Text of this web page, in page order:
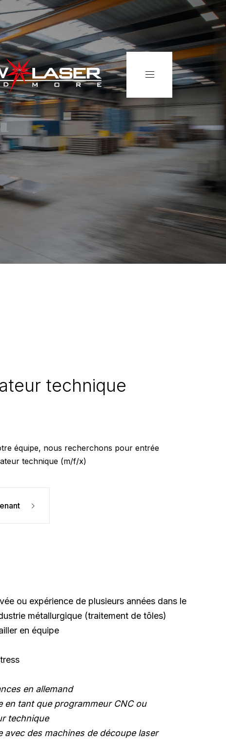
technique
équipe, nous recherchons pour entrée
technique (m/f/x)
ou expérience de plusieurs années dans le
métallurgique (traitement de tôles)
en équipe
en allemand
en tant que programmeur CNC ou
technique
avec des machines de découpe laser